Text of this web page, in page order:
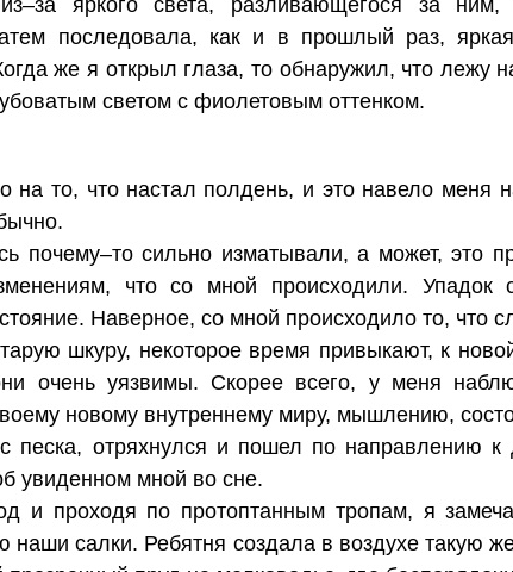
яркого света, разливающегося за
последовала, как и в прошлый раз,
же я открыл глаза, то обнаружил, что лежу
светом с фиолетовым оттенком.
на то, что настал полдень, и это навело меня
почему–то сильно изматывали, а может, это
что со мной происходили.
Наверное, со мной происходило то, что
шкуру, некоторое время привыкают, к
очень уязвимы. Скорее всего, у меня
новому внутреннему миру, мышлению,
песка, отряхнулся и пошел по направлению к
увиденном мной во сне.
и проходя по протоптанным тропам, я
салки. Ребятня создала в воздухе такую